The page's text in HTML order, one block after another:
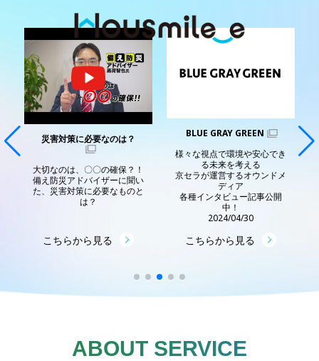
災害対策に必要なのは？
大切なのは、〇〇の確保？！
備え防災アドバイザーに聞い
た、災害対策に必要なものと
は？
こちらから見る
BLUE GRAY GREEN
様々な視点で環境や安心でき
る未来を考える
京セラが運営するオウンドメ
ディア
各種インタビュー記事公開
中！
2024/04/30
こちらから見る
ABOUT SERVICE